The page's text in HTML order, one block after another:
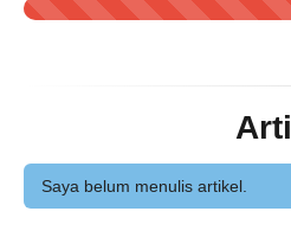
Saya belum menulis artikel.